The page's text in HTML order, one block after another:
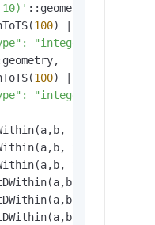
10)' ::geometry,
100) ||
"integer",
100) ||
"integer",